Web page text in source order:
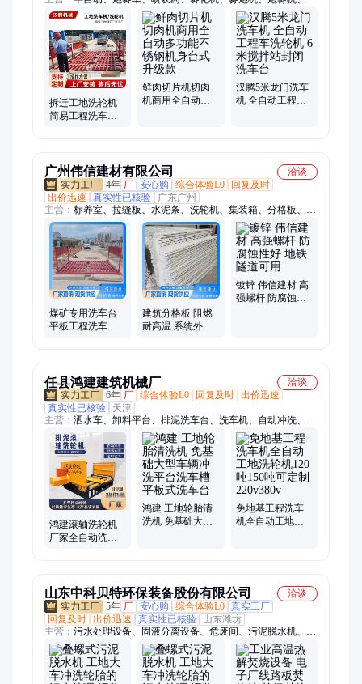
雾机、洗车机、洗轮机、喷雾风机、洗车槽、车载降湿、除尘环
保、降尘射雾、高压水流、农药降湿、混凝土车、雾化防尘、环
保洗车、高压水炮、围挡喷淋、除尘降湿、防尘降温、高压车
载、除尘防尘
拆迁工地洗轮机
简易工程洗车槽
鲜肉切片机切肉
机商用全自动多
汉腾5米龙门洗车
机 全自动工程车
广州伟信建材有限公司
洽谈
4年 厂 安心购 综合体验L0
回复及时
出价迅速
真实性已核验
广东广州
主营： 标养室、拉缝板、水泥条、洗轮机、集装箱、分格板、结
构板、养护室、墙体结构、桥梁垫块、梅花垫块、桩芯圆饼、水
泥垫块、桩芯铁饼、桩芯钢板、建筑施工、水泥支撑条、pvc建
筑拉缝、钢筋保护层、混凝土条支撑、建筑工地桩芯、水泥支撑
垫块、框条填充制品、填充条、移动标养室、可移动标养室
煤矿专用洗车台
平板工程洗车机
建筑分格板 阻燃
耐高温 系统外层
镀锌 伟信建材 高
强螺杆 防腐蚀性
任县鸿建建筑机械厂
洽谈
6年 厂 综合体验L0 回复及时 出价迅速
真实性已核验
天津
主营： 洒水车、卸料平台、排泥洗车台、洗车机、自动冲洗、带
水箱洗轮机、混凝土搅拌机、滚轴不排泥
鸿建滚轴洗轮机
厂家全自动洗车
鸿建 工地轮胎清
洗机 免基础大型
免地基工程洗车
机全自动工地洗
山东中科贝特环保装备股份有限公司
洽谈
5年 厂 安心购 综合体验L0 真实工厂
回复及时 出价迅速 真实性已核验
山东潍坊
主营： 污水处理设备、固液分离设备、危废间、污泥脱水机、焚
烧炉